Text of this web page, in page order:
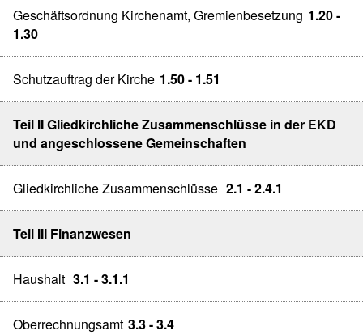
Geschäftsordnung Kirchenamt, Gremienbesetzung 1.20 -
1.30
Schutzauftrag der Kirche 1.50 - 1.51
Teil II Gliedkirchliche Zusammenschlüsse in der EKD
und angeschlossene Gemeinschaften
Gliedkirchliche Zusammenschlüsse 2.1 - 2.4.1
Teil III Finanzwesen
Haushalt 3.1 - 3.1.1
Oberrechnungsamt 3.3 - 3.4